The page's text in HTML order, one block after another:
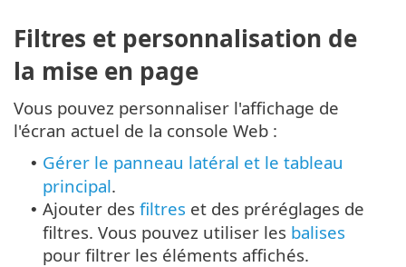
Filtres et personnalisation de
la mise en page
Vous pouvez personnaliser l'affichage de
l'écran actuel de la console Web :
• Gérer le panneau latéral et le tableau
principal.
• Ajouter des filtres et des préréglages de
filtres. Vous pouvez utiliser les balises
pour filtrer les éléments affichés.